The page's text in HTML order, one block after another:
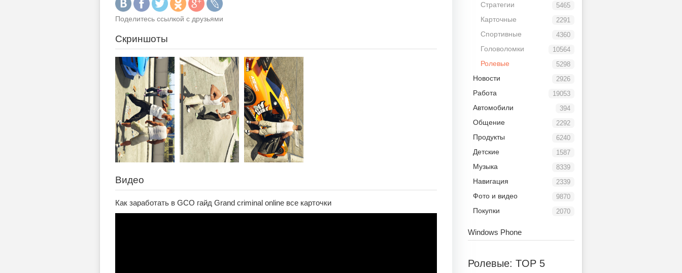
Поделитесь ссылкой с друзьями
Скриншоты
Видео
Как заработать в GCO гайд Grand criminal online все карточки
5465
Стратегии
2291
Карточные
4360
Спортивные
10564
Головоломки
5298
Ролевые
2926
Новости
19053
Работа
394
Автомобили
2292
Общение
6240
Продукты
1587
Детские
8339
Музыка
2339
Навигация
9870
Фото и видео
2070
Покупки
Windows Phone
Ролевые: TOP 5